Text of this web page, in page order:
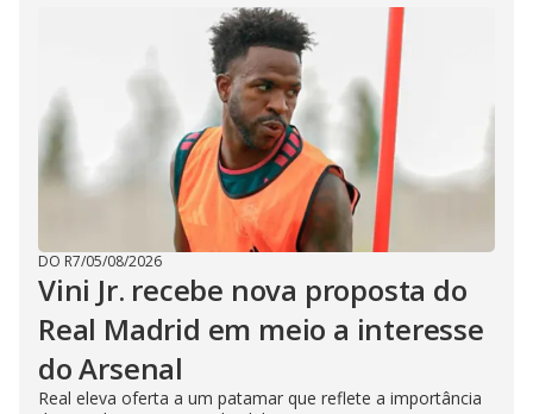
DO R7/05/08/2026
Vini Jr. recebe nova proposta do
Real Madrid em meio a interesse
do Arsenal
Real eleva oferta a um patamar que reflete a importância